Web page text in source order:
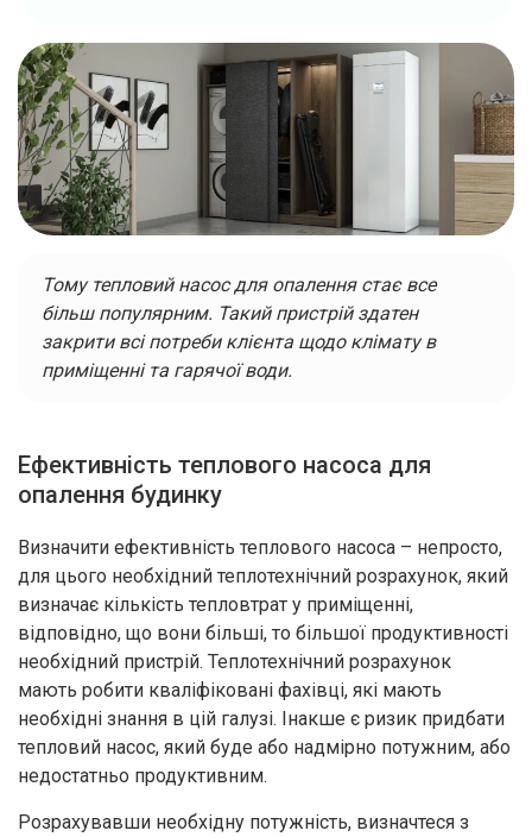
Тому тепловий насос для опалення стає все
більш популярним. Такий пристрій здатен
закрити всі потреби клієнта щодо клімату в
приміщенні та гарячої води.
Ефективність теплового насоса для
опалення будинку
Визначити ефективність теплового насоса – непросто,
для цього необхідний теплотехнічний розрахунок, який
визначає кількість тепловтрат у приміщенні,
відповідно, що вони більші, то більшої продуктивності
необхідний пристрій. Теплотехнічний розрахунок
мають робити кваліфіковані фахівці, які мають
необхідні знання в цій галузі. Інакше є ризик придбати
тепловий насос, який буде або надмірно потужним, або
недостатньо продуктивним.
Розрахувавши необхідну потужність, визначтеся з